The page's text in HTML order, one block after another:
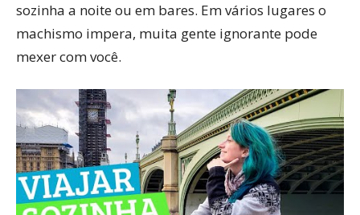
sozinha a noite ou em bares. Em vários lugares o
machismo impera, muita gente ignorante pode
mexer com você.